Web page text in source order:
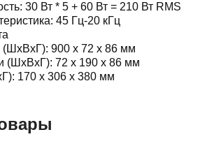
30 Вт * 5 + 60 Вт = 210 Вт RMS
45 Гц-20 кГц
(ШхВхГ): 900 х 72 х 86 мм
(ШхВхГ): 72 х 190 х 86 мм
170 х 306 х 380 мм